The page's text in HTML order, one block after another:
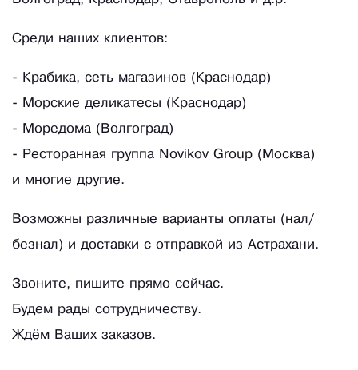
Среди наших клиентов:
- Крабика, сеть магазинов (Краснодар)
- Морские деликатесы (Краснодар)
- Моредома (Волгоград)
- Ресторанная группа Novikov Group (Москва)
и многие другие.
Возможны различные варианты оплаты (нал/
безнал) и доставки с отправкой из Астрахани.
Звоните, пишите прямо сейчас.
Будем рады сотрудничеству.
Ждём Ваших заказов.